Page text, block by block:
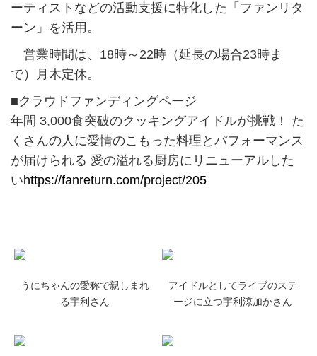
ーティストなどの活動支援に特化した「ファンリタ
ーン」を活用。
営業時間は、18時～22時（延長の場合23時ま
で）月木定休。
■クラウドファンディングページ
年間 3,000食突破のクッキングアイドルが挑戦！ た
くさんの人に愛情のこもった料理とパフォーマンス
が届けられる 愛の溢れる厨房にリニューアルした
いhttps://fanreturn.com/project/205
うにちゃんの愛称で親しまれ
る宇利さん
アイドルとしてライブのステ
ージに立つ宇利涼加かさん